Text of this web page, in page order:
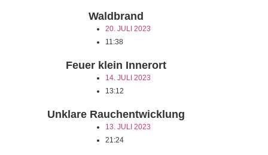
Waldbrand
20. JULI 2023
11:38
Feuer klein Innerort
14. JULI 2023
13:12
Unklare Rauchentwicklung
13. JULI 2023
21:24